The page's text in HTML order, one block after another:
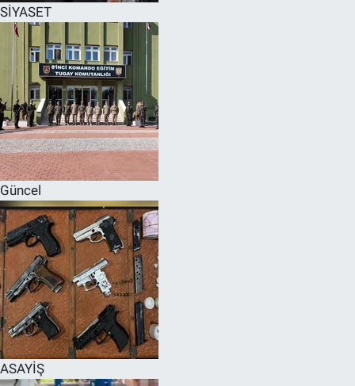
SİYASET
Güncel
ASAYİŞ